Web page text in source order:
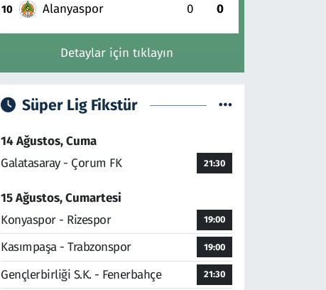
10 Alanyaspor 0 0
Detaylar için tıklayın
Süper Lig Fikstür
14 Ağustos, Cuma
Galatasaray - Çorum FK
21:30
15 Ağustos, Cumartesi
Konyaspor - Rizespor
19:00
Kasımpaşa - Trabzonspor 19:00
Gençlerbirliği S.K. - Fenerbahçe 21:30